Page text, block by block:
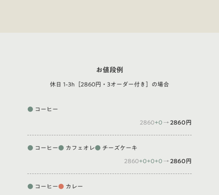
お値段例
休日 1-3h［2860円・3オーダー付き］の場合
● コーヒー
2860+0 → 2860円
● コーヒー● カフェオレ● チーズケーキ
2860+0+0+0 → 2860円
● コーヒー● カレー